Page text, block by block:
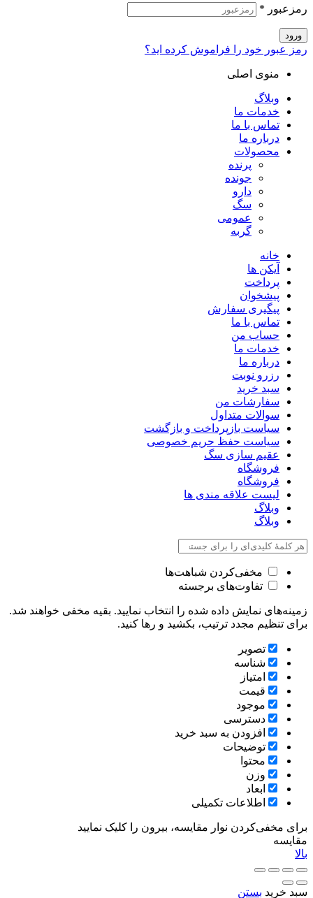
رمزعبور *
ورود
رمز عبور خود را فراموش کرده اید؟
منوی اصلی
وبلاگ
خدمات ما
تماس با ما
درباره ما
محصولات
پرنده
جونده
دارو
سگ
عمومی
گربه
خانه
آیکن ها
پرداخت
پیشخوان
پیگیری سفارش
تماس با ما
حساب من
خدمات ما
درباره ما
رزرو نوبت
سبد خرید
سفارشات من
سوالات متداول
سیاست بازپرداخت و بازگشت
سیاست حفظ حریم خصوصی
عقیم سازی سگ
فروشگاه
فروشگاه
لیست علاقه مندی ها
وبلاگ
وبلاگ
مخفی‌کردن شباهت‌ها
تفاوت‌های برجسته
زمینه‌های نمایش داده شده را انتخاب نمایید. بقیه مخفی خواهند شد.
برای تنظیم مجدد ترتیب، بکشید و رها کنید.
تصویر
شناسه
امتیاز
قیمت
موجود
دسترسی
افزودن به سبد خرید
توضیحات
محتوا
وزن
ابعاد
اطلاعات تکمیلی
برای مخفی‌کردن نوار مقایسه، بیرون را کلیک نمایید
مقایسه
بالا
سبد خرید بستن